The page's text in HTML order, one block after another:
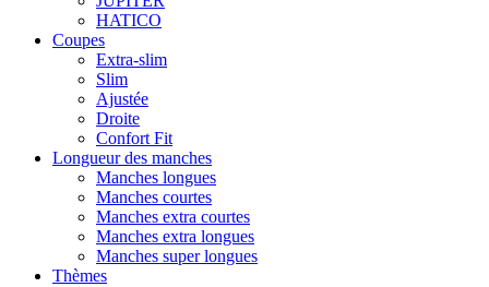
HATICO
Coupes
Extra-slim
Slim
Ajustée
Droite
Confort Fit
Longueur des manches
Manches longues
Manches courtes
Manches extra courtes
Manches extra longues
Manches super longues
Thèmes